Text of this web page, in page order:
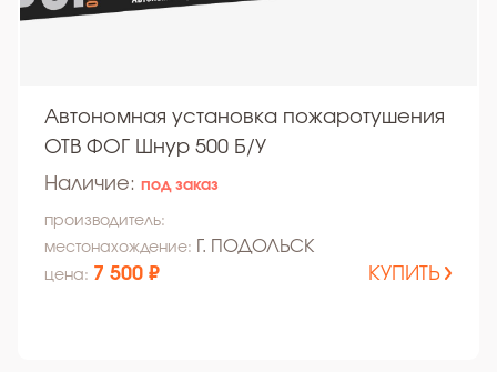
Автономная установка пожаротушения
ОТВ ФОГ Шнур 500 Б/У
Наличие: под заказ
производитель:
местонахождение:
Г. ПОДОЛЬСК
цена: 7 500 ₽ КУПИТЬ